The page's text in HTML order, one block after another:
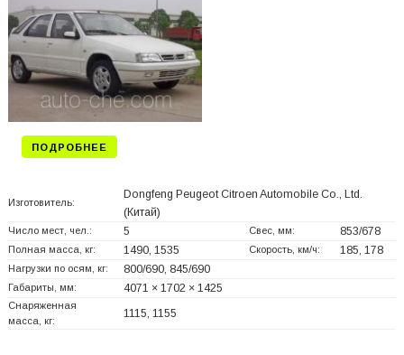
ПОДРОБНЕЕ
Изготовитель:
Dongfeng Peugeot Citroen Automobile Co., Ltd.
(Китай)
Число мест, чел.: 5 Свес, мм: 853/678
Полная масса, кг: 1490, 1535 Скорость, км/ч: 185, 178
Нагрузки по осям, кг: 800/690, 845/690
Габариты, мм: 4071 × 1702 × 1425
Снаряженная
масса, кг:
1115, 1155